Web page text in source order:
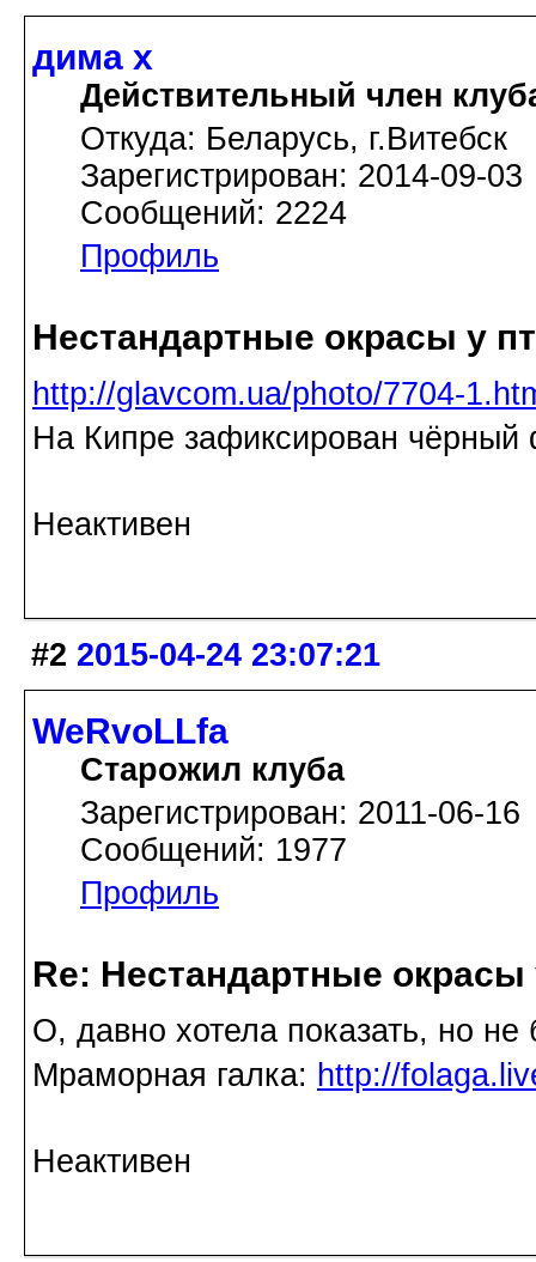
дима х
Действительный член
Откуда: Беларусь, г.Витебск
Зарегистрирован: 2014-09-03
Сообщений: 2224
Профиль
Нестандартные окрасы у
http://glavcom.ua/photo/7704-
На Кипре зафиксирован чёрный
Неактивен
#2 2015-04-24 23:07:21
WeRvoLLfa
Старожил клуба
Зарегистрирован: 2011-06-16
Сообщений: 1977
Профиль
Re: Нестандартные окрасы
О, давно хотела показать, но
Мраморная галка: http://
Неактивен